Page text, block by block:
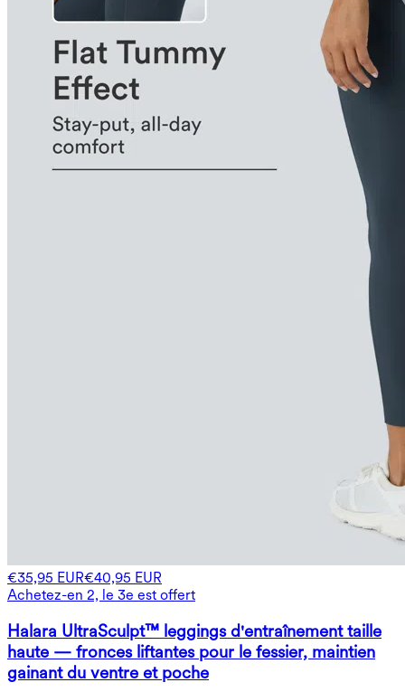
€35,95 EUR€40,95 EUR
Achetez-en 2, le 3e est offert
Halara UltraSculpt™ leggings d'entraînement taille
haute — fronces liftantes pour le fessier, maintien
gainant du ventre et poche